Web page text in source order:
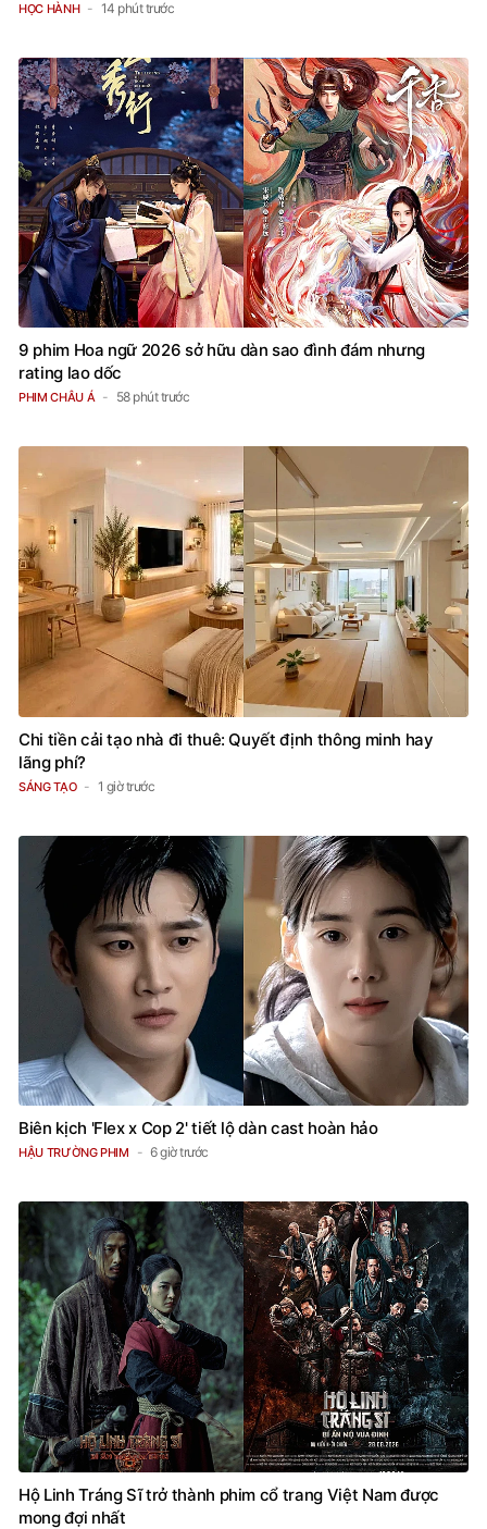
HỌC HÀNH 14 phút trước
9 phim Hoa ngữ 2026 sở hữu dàn sao đình đám nhưng
rating lao dốc
PHIM CHÂU Á 58 phút trước
Chi tiền cải tạo nhà đi thuê: Quyết định thông minh hay
lãng phí?
SÁNG TẠO 1 giờ trước
Biên kịch 'Flex x Cop 2' tiết lộ dàn cast hoàn hảo
HẬU TRƯỜNG PHIM 6 giờ trước
Hộ Linh Tráng Sĩ trở thành phim cổ trang Việt Nam được
mong đợi nhất